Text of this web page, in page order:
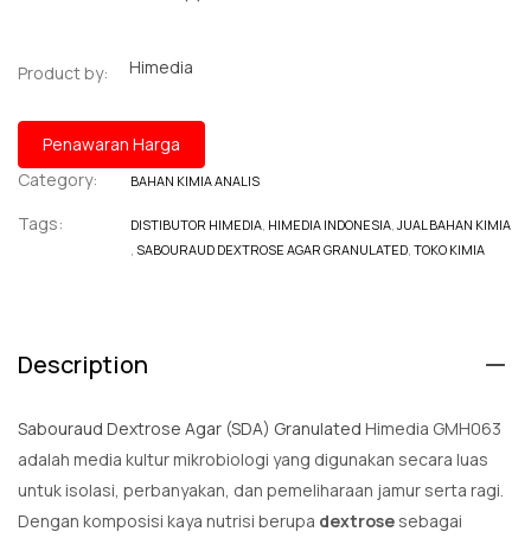
Product by: Himedia
Penawaran Harga
Category:
BAHAN KIMIA ANALIS
Tags: DISTIBUTOR HIMEDIA HIMEDIA INDONESIA ,JUAL BAHAN KIMIA
SABOURAUD DEXTROSE AGAR GRANULATED TOKO KIMIA
Description
Sabouraud Dextrose Agar (SDA) Granulated Himedia GMH063
adalah media kultur mikrobiologi yang digunakan secara luas
untuk isolasi, perbanyakan, dan pemeliharaan jamur serta ragi.
Dengan komposisi kaya nutrisi berupa dextrose sebagai